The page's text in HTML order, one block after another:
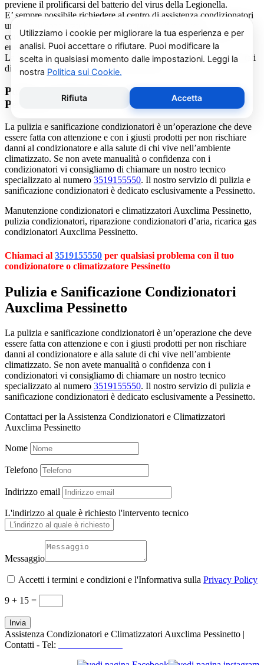
previene il prolificarsi del batterio del virus della Legionella.
E’ sempre possibile richiedere al centro di assistenza condizionatori
una consulenza gratuita per un montaggio di un nuovo
condizionatore o sulle ultime normative in materia di risparmio
energetico.
La salute e il benessere sono quindi essere gli obiettivi fondamentali
di un addetto alla assistenza condizionatori.
Pulizia e Sanificazione Condizionatori Auxclima
Pessinetto
La pulizia e sanificazione condizionatori è un’operazione che deve
essere fatta con attenzione e con i giusti prodotti per non rischiare
danni al condizionatore e alla salute di chi vive nell’ambiente
climatizzato. Se non avete manualità o confidenza con i
condizionatori vi consigliamo di chiamare un nostro tecnico
specializzato al numero 3519155550. Il nostro servizio di pulizia e
sanificazione condizionatori è dedicato esclusivamente a Pessinetto.
Manutenzione condizionatori e climatizzatori Auxclima Pessinetto,
pulizia condizionatori, riparazione condizionatori d’aria, ricarica gas
condizionatori Auxclima Pessinetto.
Chiamaci al 3519155550 per qualsiasi problema con il tuo
condizionatore o climatizzatore Pessinetto
Pulizia e Sanificazione Condizionatori
Auxclima Pessinetto
La pulizia e sanificazione condizionatori è un’operazione che deve
essere fatta con attenzione e con i giusti prodotti per non rischiare
danni al condizionatore e alla salute di chi vive nell’ambiente
climatizzato. Se non avete manualità o confidenza con i
condizionatori vi consigliamo di chiamare un nostro tecnico
specializzato al numero 3519155550. Il nostro servizio di pulizia e
sanificazione condizionatori è dedicato esclusivamente a Pessinetto.
Contattaci per la Assistenza Condizionatori e Climatizzatori
Auxclima Pessinetto
Nome
Telefono
Indirizzo email
L'indirizzo al quale è richiesto l'intervento tecnico
Messaggio
Accetti i termini e condizioni e l'Informativa sulla Privacy Policy
9 + 15 =
Invia
Assistenza Condizionatori e Climatizzatori Auxclima Pessinetto |
Contatti - Tel: